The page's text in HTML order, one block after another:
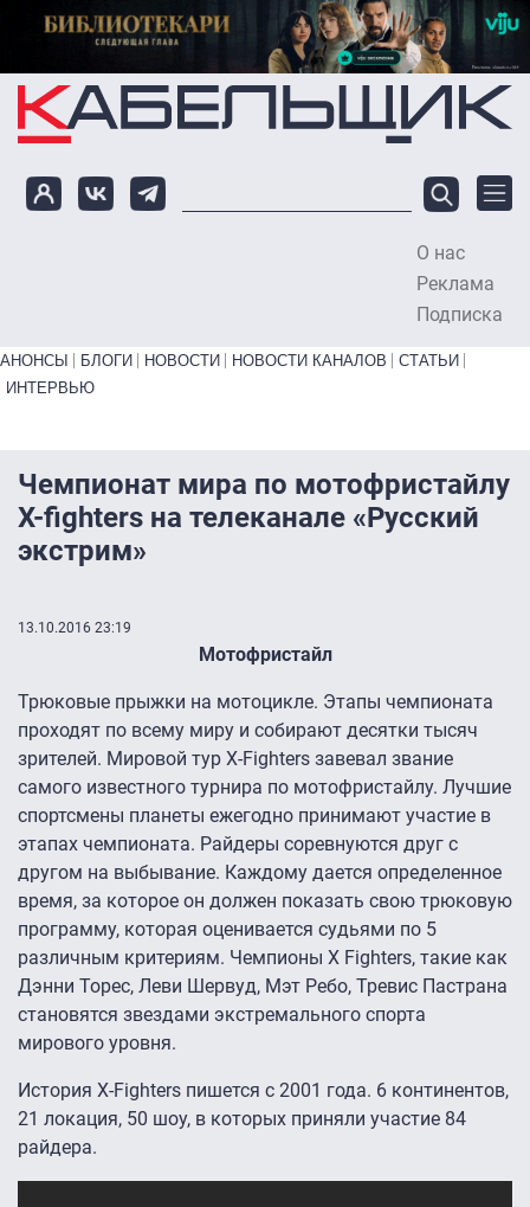
Перейти к основному содержанию
О нас
Реклама
Подписка
Primary links bottom
АНОНСЫ БЛОГИ НОВОСТИ НОВОСТИ КАНАЛОВ
СТАТЬИ
ИНТЕРВЬЮ
Чемпионат мира по мотофристайлу
X-fighters на телеканале «Русский
экстрим»
13.10.2016 23:19
Мотофристайл
Трюковые прыжки на мотоцикле. Этапы чемпионата
проходят по всему миру и собирают десятки тысяч
зрителей. Мировой тур X-Fighters завевал звание
самого известного турнира по мотофристайлу. Лучшие
спортсмены планеты ежегодно принимают участие в
этапах чемпионата. Райдеры соревнуются друг с
другом на выбывание. Каждому дается определенное
время, за которое он должен показать свою трюковую
программу, которая оценивается судьями по 5
различным критериям. Чемпионы X Fighters, такие как
Дэнни Торес, Леви Шервуд, Мэт Ребо, Тревис Пастрана
становятся звездами экстремального спорта
мирового уровня.
История X-Fighters пишется с 2001 года. 6 континентов,
21 локация, 50 шоу, в которых приняли участие 84
райдера.